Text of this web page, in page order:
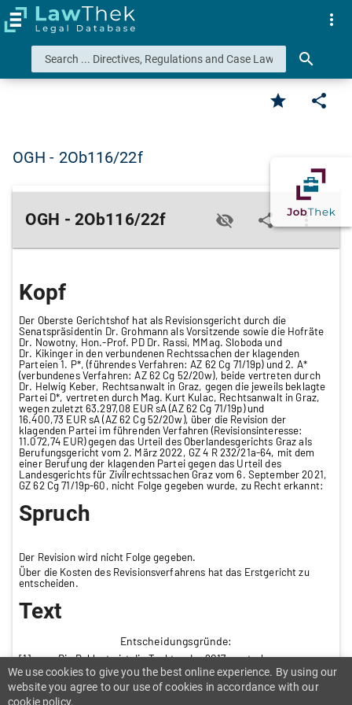
search
more_vert
star share
OGH - 2Ob116/22f
OGH - 2Ob116/22f visibility_off share more_vert
Kopf
Der Oberste Gerichtshof hat als Revisionsgericht durch die
Senatspräsidentin Dr. Grohmann als Vorsitzende sowie die Hofräte
Dr. Nowotny, Hon.-Prof. PD Dr. Rassi, MMag. Sloboda und
Dr. Kikinger in den verbundenen Rechtssachen der klagenden
Parteien 1. P*, (führendes Verfahren: AZ 62 Cg 71/19p) und 2. A*
(verbundenes Verfahren: AZ 62 Cg 52/20w), beide vertreten durch
Dr. Helwig Keber, Rechtsanwalt in Graz, gegen die jeweils beklagte
Partei D*, vertreten durch Mag. Kurt Kulac, Rechtsanwalt in Graz,
wegen zuletzt 63.297,08 EUR sA (AZ 62 Cg 71/19p) und
16.400,73 EUR sA (AZ 62 Cg 52/20w), über die Revision der
klagenden Partei im führenden Verfahren (Revisionsinteresse:
11.072,74 EUR) gegen das Urteil des Oberlandesgerichts Graz als
Berufungsgericht vom 2. März 2022, GZ 4 R 232/21a-64, mit dem
einer Berufung der klagenden Partei gegen das Urteil des
Landesgerichts für Zivilrechtssachen Graz vom 6. September 2021,
GZ 62 Cg 71/19p-60, nicht Folge gegeben wurde, zu Recht erkannt:
Spruch
Der Revision wird nicht Folge gegeben.
Über die Kosten des Revisionsverfahrens hat das Erstgericht zu
entscheiden.
Text
Entscheidungsgründe:
[1] Die Beklagte ist die Tochter der 2017 verstorbenen
Erblasserin und ihre testamentarische Alleinerbin. Die Klägerin des
führenden Verfahrens, das Gegenstand des Revisionsverfahrens ist,
ist die Tochter eines vorverstorbenen Sohnes der Erblasserin. In
ihrem Testament vom 14. 5. 2008 enterbte die Erblasserin die
We use cookies to give you the best online experience. By using our
website you agree to our use of cookies in accordance with our
cookie policy.